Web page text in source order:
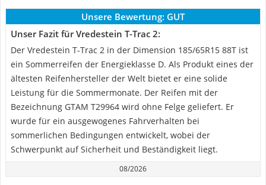
Unsere Bewertung: GUT
Unser Fazit für Vredestein T-Trac 2:
Der Vredestein T-Trac 2 in der Dimension 185/65R15 88T ist
ein Sommerreifen der Energieklasse D. Als Produkt eines der
ältesten Reifenhersteller der Welt bietet er eine solide
Leistung für die Sommermonate. Der Reifen mit der
Bezeichnung GTAM T29964 wird ohne Felge geliefert. Er
wurde für ein ausgewogenes Fahrverhalten bei
sommerlichen Bedingungen entwickelt, wobei der
Schwerpunkt auf Sicherheit und Beständigkeit liegt.
08/2026